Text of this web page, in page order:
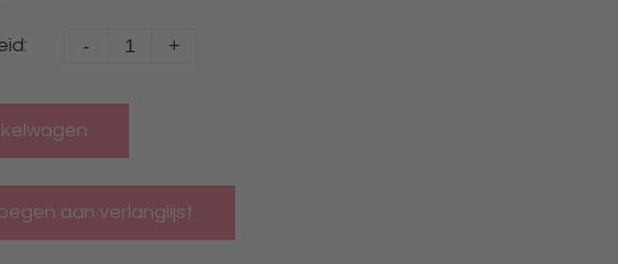
- +